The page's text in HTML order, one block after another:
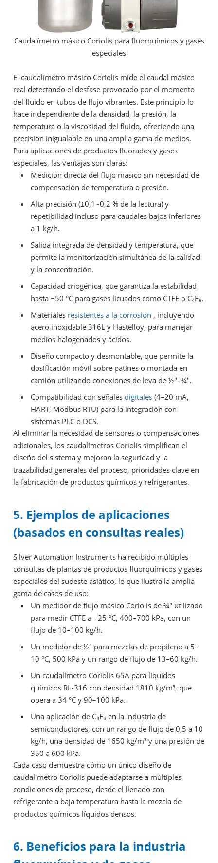
Caudalímetro másico Coriolis para fluorquímicos y gases
especiales
El caudalímetro másico Coriolis mide el caudal másico
real detectando el desfase provocado por el momento
del fluido en tubos de flujo vibrantes. Este principio lo
hace independiente de la densidad, la presión, la
temperatura o la viscosidad del fluido, ofreciendo una
precisión inigualable en una amplia gama de medios.
Para aplicaciones de productos fluorados y gases
especiales, las ventajas son claras:
Medición directa del flujo másico sin necesidad de
compensación de temperatura o presión.
Alta precisión (±0,1~0,2 % de la lectura) y
repetibilidad incluso para caudales bajos inferiores
a 1 kg/h.
Salida integrada de densidad y temperatura, que
permite la monitorización simultánea de la calidad
y la concentración.
Capacidad criogénica, que garantiza la estabilidad
hasta −50 °C para gases licuados como CTFE o C₄F₆.
Materiales resistentes a la corrosión , incluyendo
acero inoxidable 316L y Hastelloy, para manejar
medios halogenados y ácidos.
Diseño compacto y desmontable, que permite la
dosificación móvil sobre patines o montada en
camión utilizando conexiones de leva de ½″–¾″.
Compatibilidad con señales digitales(4–20 mA,
HART, Modbus RTU) para la integración con
sistemas PLC o DCS.
Al eliminar la necesidad de sensores o compensaciones
adicionales, los caudalímetros Coriolis simplifican el
diseño del sistema y mejoran la seguridad y la
trazabilidad generales del proceso, prioridades clave en
la fabricación de productos químicos y refrigerantes.
5. Ejemplos de aplicaciones
(basados en consultas reales)
Silver Automation Instruments ha recibido múltiples
consultas de plantas de productos fluorquímicos y gases
especiales del sudeste asiático, lo que ilustra la amplia
gama de casos de uso:
Un medidor de flujo másico Coriolis de ¾″ utilizado
para medir CTFE a −25 °C, 400–700 kPa, con un
flujo de 10–100 kg/h.
Un medidor de ½″ para mezclas de propileno a 5–
10 °C, 500 kPa y un rango de flujo de 13–60 kg/h.
Un caudalímetro Coriolis 65A para líquidos
químicos RL-316 con densidad 1810 kg/m³, que
opera a 34 °C y 90–100 kPa.
Una aplicación de C₄F₆ en la industria de
semiconductores, con un rango de flujo de 0,5 a 10
kg/h, una densidad de 1650 kg/m³ y una presión de
350 a 600 kPa.
Cada caso demuestra cómo un único diseño de
caudalímetro Coriolis puede adaptarse a múltiples
condiciones de proceso, desde el llenado con
refrigerante a baja temperatura hasta la mezcla de
productos químicos líquidos densos.
6. Beneficios para la industria